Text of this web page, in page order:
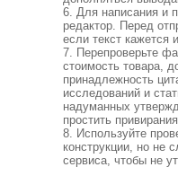
Для написания и
редактор. Перед
если текст кажется
Перепроверьте
стоимость товара,
принадлежность
исследований и
надуманных
простить привирания.
Используйте
конструкции, но не
сервиса, чтобы не